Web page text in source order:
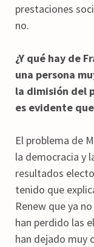
prestaciones
no.
¿Y qué hay de
una persona
la dimisión del
es evidente
El problema de
la democracia y
resultados
tenido que
Renew que ya
han perdido las
han dejado muy